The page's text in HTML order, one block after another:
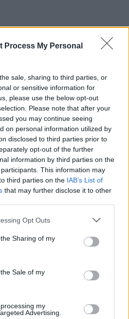
Process My Personal
sale, sharing to third parties, or
or sensitive information for
please use the below opt-out
Please note that after your
you may continue seeing
on personal information utilized by
disclosed to third parties prior to
opt-out of the further
information by third parties on the
participants. This information may
third parties on the IAB’s List of
that may further disclose it to other
app uses one or more Google
usage behaviour. You may click to
Google and its third-party tags to
purposes in below Google
Opt Outs
Sharing of my
Sale of my
my
Advertising.